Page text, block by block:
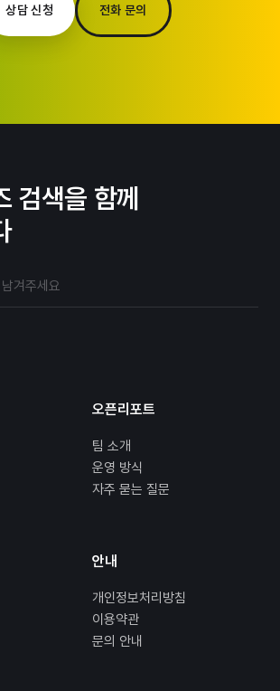
상담 신청 전화 문의
검색을 함께
오픈리포트
팀 소개
운영 방식
자주 묻는 질문
안내
개인정보처리방침
이용약관
문의 안내